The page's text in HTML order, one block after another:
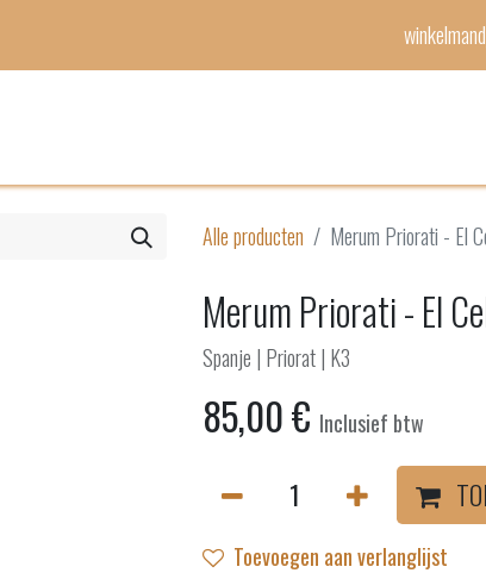
Alle producten Merum Priorati - El
Merum Priorati - El
Spanje | Priorat | K3
85,00€ Inclusief btw
Toevoegen aan verlanglijst